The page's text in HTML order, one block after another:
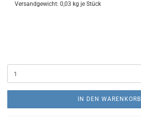
Versandgewicht: 0,03 kg je Stück
IN DEN WARENKORB